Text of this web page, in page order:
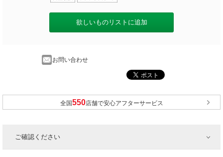
欲しいものリストに追加
お問い合わせ
全国 店舗で安心アフターサービス
ご確認ください